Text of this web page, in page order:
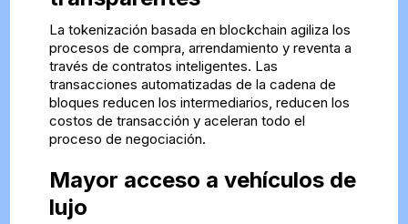
La tokenización basada en blockchain agiliza los
procesos de compra, arrendamiento y reventa a
través de contratos inteligentes. Las
transacciones automatizadas de la cadena de
bloques reducen los intermediarios, reducen los
costos de transacción y aceleran todo el
proceso de negociación.
Mayor acceso a vehículos de
lujo